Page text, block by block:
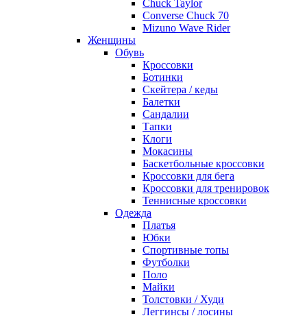
Chuck Taylor
Converse Chuck 70
Mizuno Wave Rider
Женщины
Обувь
Кроссовки
Ботинки
Скейтера / кеды
Балетки
Сандалии
Тапки
Клоги
Мокасины
Баскетбольные кроссовки
Кроссовки для бега
Кроссовки для тренировок
Теннисные кроссовки
Одежда
Платья
Юбки
Спортивные топы
Футболки
Поло
Майки
Толстовки / Худи
Леггинсы / лосины